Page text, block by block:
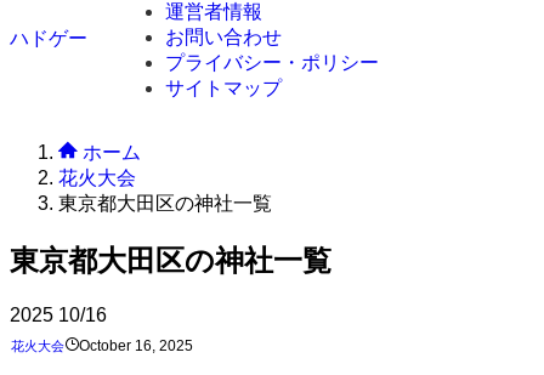
ハドゲー
運営者情報
お問い合わせ
プライバシー・ポリシー
サイトマップ
ホーム
花火大会
東京都大田区の神社一覧
東京都大田区の神社一覧
2025 10/16
花火大会 October 16, 2025